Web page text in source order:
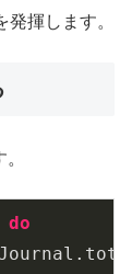
揮します。
do
.